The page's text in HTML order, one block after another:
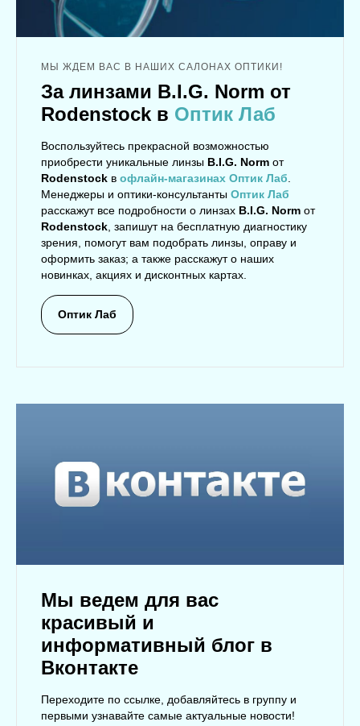
МЫ ЖДЕМ ВАС В НАШИХ САЛОНАХ ОПТИКИ!
За линзами B.I.G. Norm от
Rodenstock в Оптик Лаб
Воспользуйтесь прекрасной возможностью
приобрести уникальные линзы B.I.G. Norm от
Rodenstock в офлайн-магазинах Оптик Лаб
Менеджеры и оптики-консультанты Оптик Лаб
расскажут все подробности о линзах B.I.G. Norm от
Rodenstock , запишут на бесплатную диагностику
зрения, помогут вам подобрать линзы, оправу и
оформить заказ; а также расскажут о наших
новинках, акциях и дисконтных картах.
Оптик Лаб
Мы ведем для вас
красивый и
информативный блог в
Вконтакте
Переходите по ссылке, добавляйтесь в группу и
первыми узнавайте самые актуальные новости!